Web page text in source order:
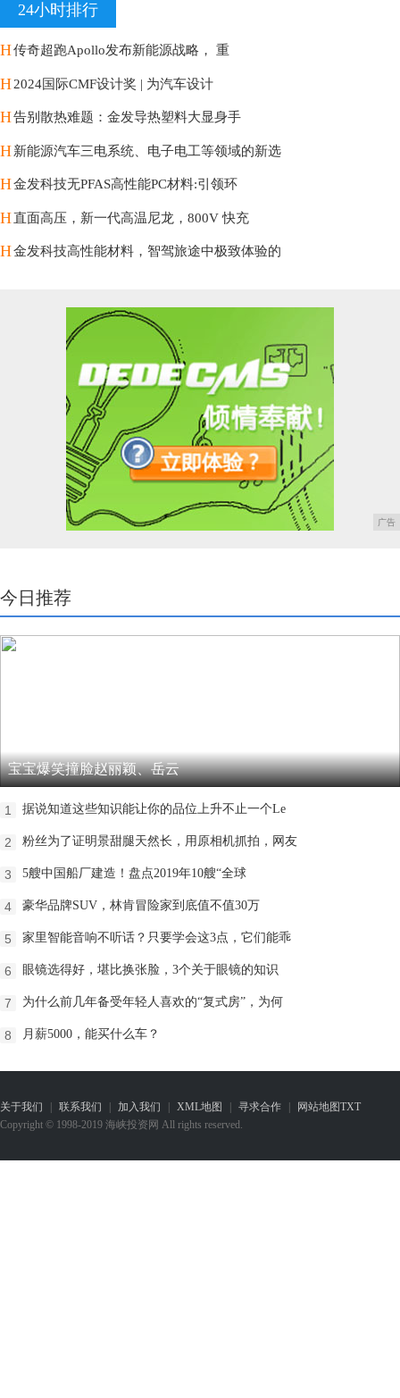
24小时排行
H传奇超跑Apollo发布新能源战略， 重
H2024国际CMF设计奖 | 为汽车设计
H告别散热难题：金发导热塑料大显身手
H新能源汽车三电系统、电子电工等领域的新选
H金发科技无PFAS高性能PC材料:引领环
H直面高压，新一代高温尼龙，800V 快充
H金发科技高性能材料，智驾旅途中极致体验的
广告
今日推荐
宝宝爆笑撞脸赵丽颖、岳云
1 据说知道这些知识能让你的品位上升不止一个Le
2 粉丝为了证明景甜腿天然长，用原相机抓拍，网友
3 5艘中国船厂建造！盘点2019年10艘“全球
4 豪华品牌SUV，林肯冒险家到底值不值30万
5 家里智能音响不听话？只要学会这3点，它们能乖
6 ​眼镜选得好，堪比换张脸，3个关于眼镜的知识
7 为什么前几年备受年轻人喜欢的“复式房”，为何
8 月薪5000，能买什么车？
关于我们 | 联系我们 | 加入我们 | XML地图 | 寻求合作 | 网站地图TXT
Copyright © 1998-2019 海峡投资网 All rights reserved.